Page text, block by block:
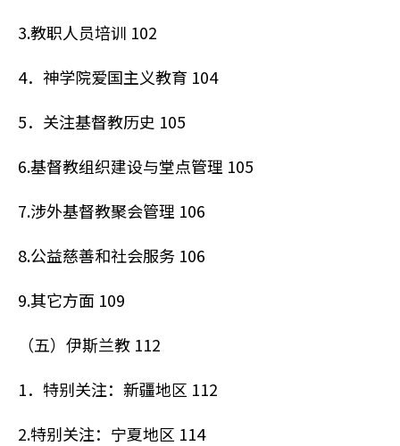
3.教职人员培训 102
4．神学院爱国主义教育 104
5．关注基督教历史 105
6.基督教组织建设与堂点管理 105
7.涉外基督教聚会管理 106
8.公益慈善和社会服务 106
9.其它方面 109
（五）伊斯兰教 112
1．特别关注：新疆地区 112
2.特别关注：宁夏地区 114